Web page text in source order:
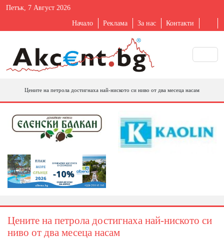
Петък, 7 Август 2026
Начало Реклама За нас Контакти
Цените на петрола достигнаха най-ниското си ниво от два месеца насам
Цените на петрола достигнаха най-ниското си
ниво от два месеца насам